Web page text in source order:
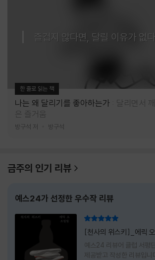
즐겁지 않다면, 달릴 이유가 없다
한 줄로 읽는 책
나는 왜 달리기를 좋아하는가
달리면서
은 즐거움
방구석 저 방구석
금주의 인기 리뷰
예스24가 선정한 우수작 리뷰
[천사의 위스키]_에릭 오
예스24 리뷰어 클럽 서평
제공받고 작성한 리뷰입